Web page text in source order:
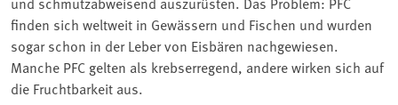
finden sich weltweit in Gewässern und Fischen und wurden
sogar schon in der Leber von Eisbären nachgewiesen.
Manche PFC gelten als krebserregend, andere wirken sich auf
die Fruchtbarkeit aus.